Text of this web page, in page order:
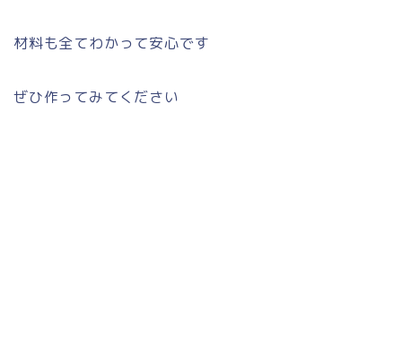
材料も全てわかって安心です
ぜひ作ってみてください